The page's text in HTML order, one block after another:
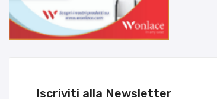
Iscriviti alla Newsletter